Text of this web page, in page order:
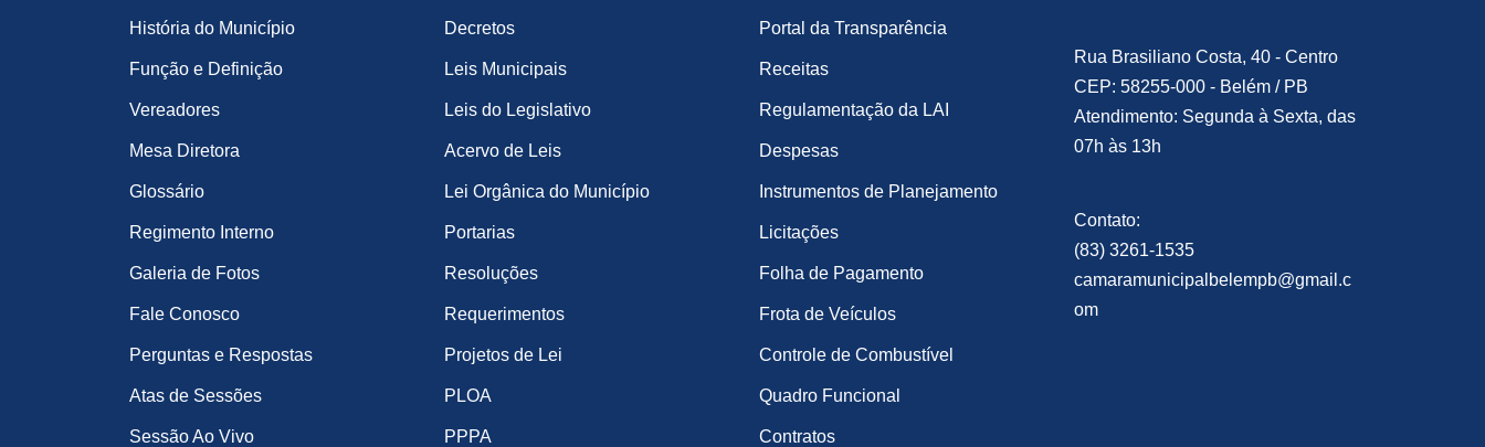
História do Município
Função e Definição
Vereadores
Mesa Diretora
Glossário
Regimento Interno
Galeria de Fotos
Fale Conosco
Perguntas e Respostas
Atas de Sessões
Sessão Ao Vivo
Decretos
Leis Municipais
Leis do Legislativo
Acervo de Leis
Lei Orgânica do Município
Portarias
Resoluções
Requerimentos
Projetos de Lei
PLOA
PPPA
Portal da Transparência
Receitas
Regulamentação da LAI
Despesas
Instrumentos de Planejamento
Licitações
Folha de Pagamento
Frota de Veículos
Controle de Combustível
Quadro Funcional
Contratos
Rua Brasiliano Costa, 40 - Centro
CEP: 58255-000 - Belém / PB
Atendimento: Segunda à Sexta, das
07h às 13h
Contato:
(83) 3261-1535
camaramunicipalbelempb@gmail.c
om